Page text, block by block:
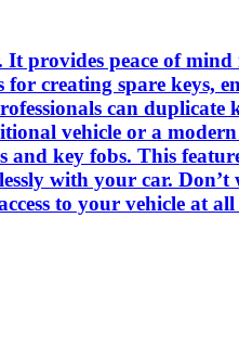
provides peace of mind
creating spare keys,
can duplicate
vehicle or a modern
and key fobs. This
with your car.
to your vehicle at